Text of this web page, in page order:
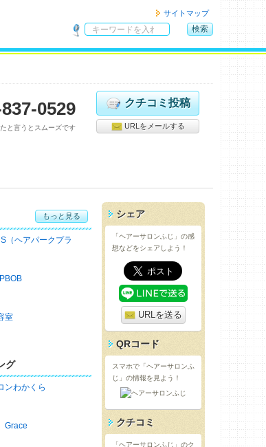
サイトマップ
内
索
検索
0529
と言うとスムーズです
クチコミ投稿
URLをメールする
もっと見る
（ヘアパークプラ
室
グ
ンわかくら
Grace
シェア
「ヘアーサロンふじ」の感
想などをシェアしよう！
URLを送る
QRコード
スマホで「ヘアーサロンふ
じ」の情報を見よう！
クチコミ
「ヘアーサロンふじ」のク